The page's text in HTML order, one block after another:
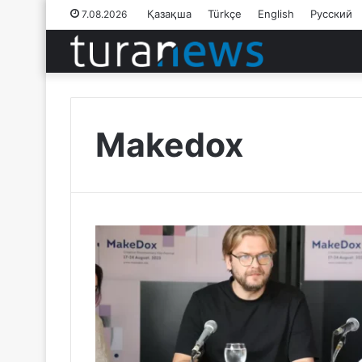
7.08.2026 Қазақша Türkçe English Русский
Makedox